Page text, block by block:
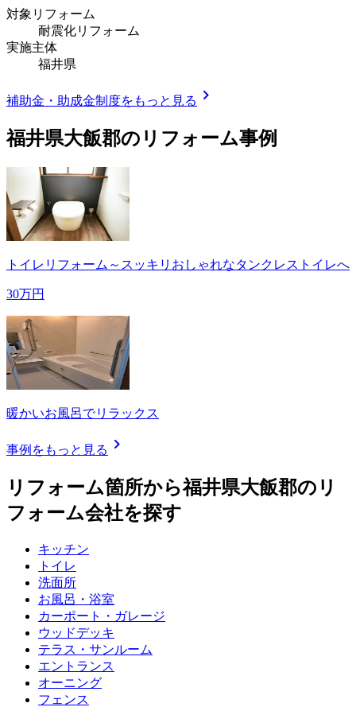
対象リフォーム
耐震化リフォーム
実施主体
福井県
補助金・助成金制度をもっと見る chevron_right
福井県大飯郡のリフォーム事例
トイレリフォーム～スッキリおしゃれなタンクレストイレへ
30万円
暖かいお風呂でリラックス
事例をもっと見る chevron_right
リフォーム箇所から福井県大飯郡のリ
フォーム会社を探す
キッチン
トイレ
洗面所
お風呂・浴室
カーポート・ガレージ
ウッドデッキ
テラス・サンルーム
エントランス
オーニング
フェンス